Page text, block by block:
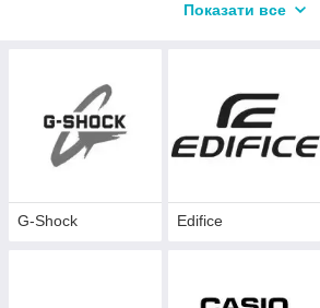
дня, так і для походу на важливу зустріч.
Показати все
G-Shock Edifice